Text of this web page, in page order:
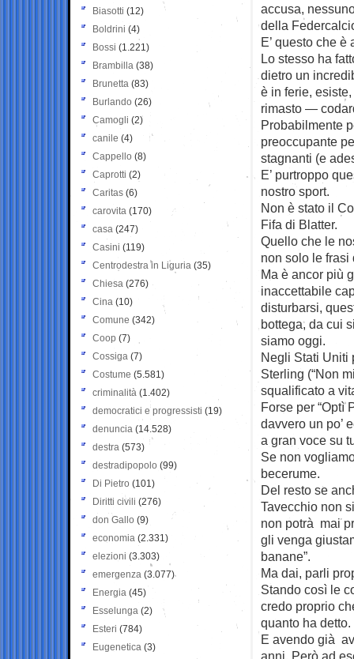
accusa,
della
E’ questo che
Lo stesso ha
dietro un
è in ferie,
rimasto —
Probabilmente
preoccupante
stagnanti (e
E’ purtroppo
nostro sport.
Non è stato il
Fifa di Blatter.
Quello che le
non solo le frasi
Ma è ancor più
inaccettabile
disturbarsi,
bottega, da cui
siamo oggi.
Negli Stati Uniti
Sterling (“Non
squalificato a
Forse per “Optì
davvero un po’
a gran voce su
Se non
becerume.
Del resto se
Tavecchio non
non potrà mai
gli venga
banane”.
Ma dai, parli
Stando così le
credo proprio
quanto ha detto.
E avendo già
anni. Però ad
Biasotti (12)
Boldrini (4)
Bossi (1.221)
Brambilla (38)
Brunetta (83)
Burlando (26)
Camogli (2)
canile (4)
Cappello (8)
Caprotti (2)
Caritas (6)
carovita (170)
casa (247)
Casini (119)
Centrodestra in Liguria (35)
Chiesa (276)
Cina (10)
Comune (342)
Coop (7)
Cossiga (7)
Costume (5.581)
criminalità (1.402)
democratici e progressisti (19)
denuncia (14.528)
destra (573)
destradipopolo (99)
Di Pietro (101)
Diritti civili (276)
don Gallo (9)
economia (2.331)
elezioni (3.303)
emergenza (3.077)
Energia (45)
Esselunga (2)
Esteri (784)
Eugenetica (3)